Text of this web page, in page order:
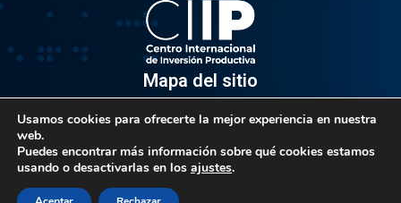
Mapa del sitio
Av. Venezuela, Edif. Epsilon Piso 3, Oficina 3-2, Sector el
Rosal, Chacao.
Caracas, Código Postal 1064
Usamos cookies para ofrecerte la mejor experiencia en nuestra
web.
Puedes encontrar más información sobre qué cookies estamos
usando o desactivarlas en los ajustes.